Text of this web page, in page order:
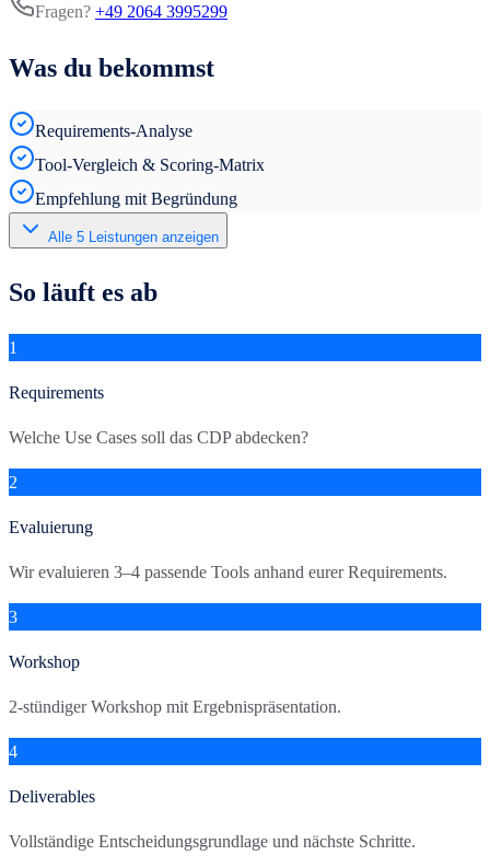
Fragen? +49 2064 3995299
Was du bekommst
Requirements-Analyse
Tool-Vergleich & Scoring-Matrix
Empfehlung mit Begründung
Alle 5 Leistungen anzeigen
So läuft es ab
1
Requirements
Welche Use Cases soll das CDP abdecken?
2
Evaluierung
Wir evaluieren 3–4 passende Tools anhand eurer Requirements.
3
Workshop
2-stündiger Workshop mit Ergebnispräsentation.
4
Deliverables
Vollständige Entscheidungsgrundlage und nächste Schritte.